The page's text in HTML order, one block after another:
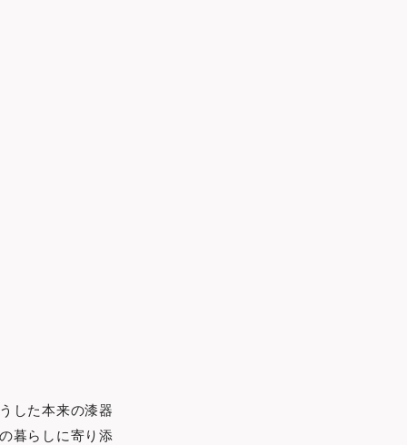
した本来の漆器
暮らしに寄り添